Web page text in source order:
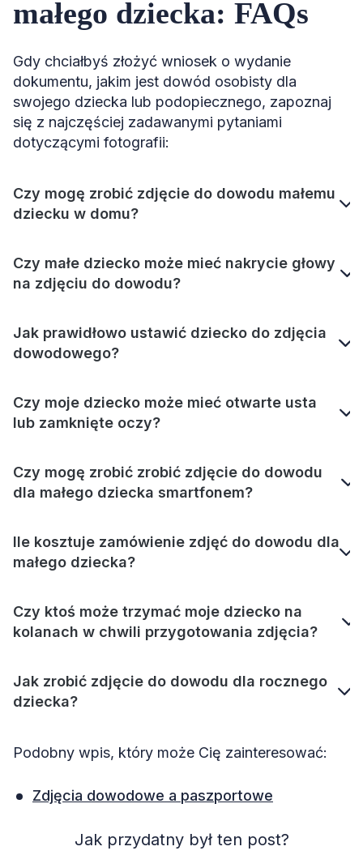
małego dziecka: FAQs
Gdy chciałbyś złożyć wniosek o wydanie
dokumentu, jakim jest dowód osobisty dla
swojego dziecka lub podopiecznego, zapoznaj
się z najczęściej zadawanymi pytaniami
dotyczącymi fotografii:
Czy mogę zrobić zdjęcie do dowodu małemu
dziecku w domu?
Czy małe dziecko może mieć nakrycie głowy
na zdjęciu do dowodu?
Jak prawidłowo ustawić dziecko do zdjęcia
dowodowego?
Czy moje dziecko może mieć otwarte usta
lub zamknięte oczy?
Czy mogę zrobić zrobić zdjęcie do dowodu
dla małego dziecka smartfonem?
Ile kosztuje zamówienie zdjęć do dowodu dla
małego dziecka?
Czy ktoś może trzymać moje dziecko na
kolanach w chwili przygotowania zdjęcia?
Jak zrobić zdjęcie do dowodu dla rocznego
dziecka?
Podobny wpis, który może Cię zainteresować:
Zdjęcia dowodowe a paszportowe
Jak przydatny był ten post?